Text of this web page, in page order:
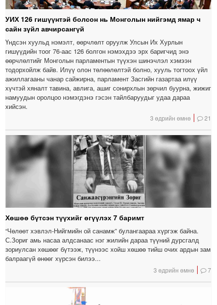
УИХ 126 гишүүнтэй болсон нь Монголын нийгэмд ямар ч
сайн зүйл авчирсангүй
Үндсэн хуульд нэмэлт, өөрчлөлт оруулж Улсын Их Хурлын
гишүүдийн тоог 76-аас 126 болгон нэмэхдээ эрх баригчид энэ
өөрчлөлтийг Монголын парламентын түүхэн шинэчлэл хэмээн
тодорхойлж байв. Илүү олон төлөөлөлтэй болно, хууль тогтоох үйл
ажиллагааны чанар сайжирна, парламент Засгийн газартаа илүү
хүчтэй хяналт тавина, авлига, ашиг сонирхлын зөрчил буурна, жижиг
намуудын оролцоо нэмэгдэнэ гэсэн тайлбаруудыг удаа дараа
хийсэн.
3 өдрийн өмнө 21
Хөшөө бүтсэн түүхийг өгүүлэх 7 баримт
“Чөлөөт хэвлэл-Нийгмийн ой санамж” булангаараа хүргэж байна.
С.Зориг амь насаа алдсанаас нэг жилийн дараа түүний дурсгалд
зориулсан хөшөөг бүтээж, түүнээс хойш хөшөө тийш очих ардын зам
балраагүй өнөөг хүрсэн билээ...
3 өдрийн өмнө 7